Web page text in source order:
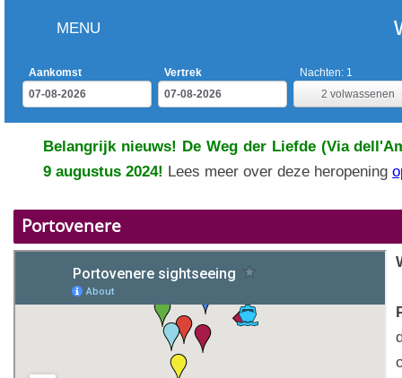
MENU
Aankomst
Vertrek
2 volwassenen
Nachten: 1
Belangrijk nieuws! De Weg der Liefde (Via
9 augustus 2024! Lees meer over deze heropening
Portovenere